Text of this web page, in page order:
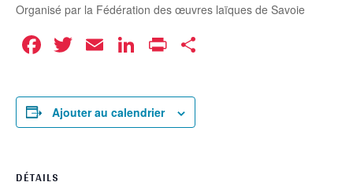
Organisé par la Fédération des œuvres laïques de Savoie
Facebook
Twitter
EmailLinkedIn
Print
Ajouter au calendrier
DÉTAILS